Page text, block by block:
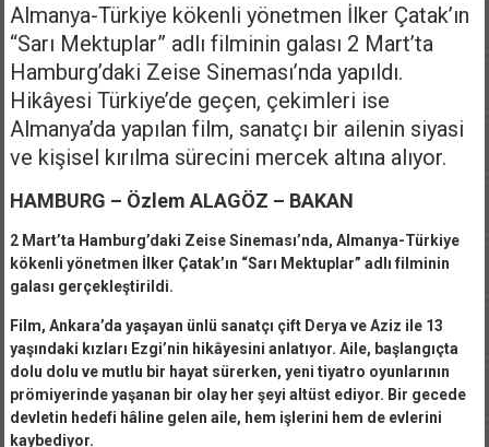
Almanya-Türkiye kökenli yönetmen İlker Çatak’ın
“Sarı Mektuplar” adlı filminin galası 2 Mart’ta
Hamburg’daki Zeise Sineması’nda yapıldı.
Hikâyesi Türkiye’de geçen, çekimleri ise
Almanya’da yapılan film, sanatçı bir ailenin siyasi
ve kişisel kırılma sürecini mercek altına alıyor.
HAMBURG – Özlem ALAGÖZ – BAKAN
2 Mart’ta Hamburg’daki Zeise Sineması’nda, Almanya-Türkiye
kökenli yönetmen İlker Çatak’ın “Sarı Mektuplar” adlı filminin
galası gerçekleştirildi.
Film, Ankara’da yaşayan ünlü sanatçı çift Derya ve Aziz ile 13
yaşındaki kızları Ezgi’nin hikâyesini anlatıyor. Aile, başlangıçta
dolu dolu ve mutlu bir hayat sürerken, yeni tiyatro oyunlarının
prömiyerinde yaşanan bir olay her şeyi altüst ediyor. Bir gecede
devletin hedefi hâline gelen aile, hem işlerini hem de evlerini
kaybediyor.